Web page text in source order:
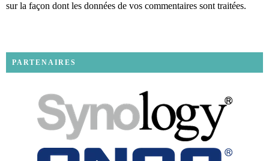
sur la façon dont les données de vos commentaires sont traitées.
PARTENAIRES